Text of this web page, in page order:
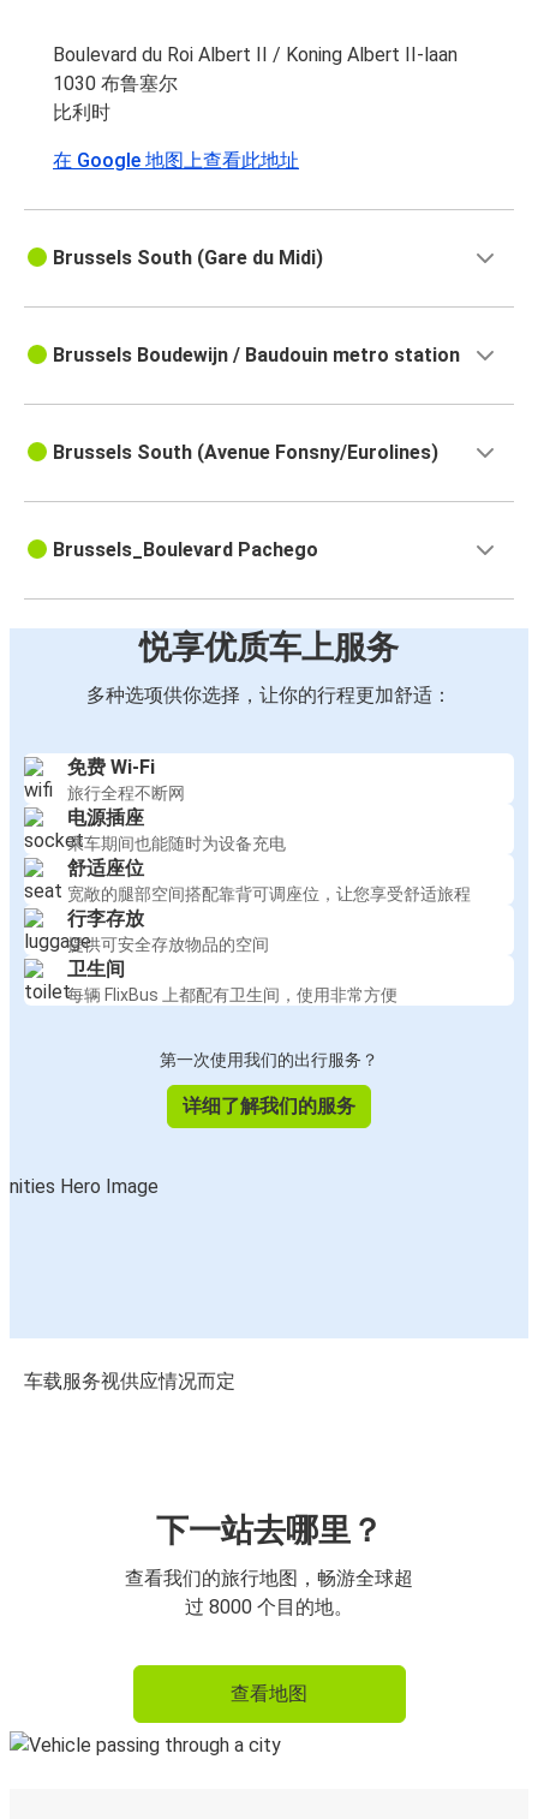
Boulevard du Roi Albert II / Koning Albert II-laan
1030 布鲁塞尔
比利时
在 Google 地图上查看此地址
Brussels South (Gare du Midi)
Brussels Boudewijn / Baudouin metro station
Brussels South (Avenue Fonsny/Eurolines)
Brussels_Boulevard Pachego
悦享优质车上服务
多种选项供你选择，让你的行程更加舒适：
免费 Wi-Fi
旅行全程不断网
电源插座
乘车期间也能随时为设备充电
舒适座位
宽敞的腿部空间搭配靠背可调座位，让您享受舒适旅程
行李存放
提供可安全存放物品的空间
卫生间
每辆 FlixBus 上都配有卫生间，使用非常方便
第一次使用我们的出行服务？
详细了解我们的服务
车载服务视供应情况而定
下一站去哪里？
查看我们的旅行地图，畅游全球超
过 8000 个目的地。
查看地图